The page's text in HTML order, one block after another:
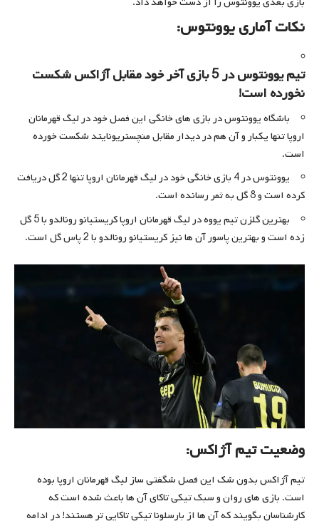
نکات آماری یوونتوس:
تیم یوونتوس در 5 بازی آخر خود مقابل آژاکس شکست
نخورده است!
باشگاه یوونتوس در بازی های خانگی این فصل خود در لیگ قهرمانان
اروپا تنها یکبار و آن هم در دیدار مقابل منچستریونایتد شکست خورده
است.
یوونتوس در 4 بازی خانگی خود در لیگ قهرمانان اروپا تنها 2 گل دریافت
کرده است و 8 گل به ثمر رسانده است.
بهترین گلزن تیم یووه در لیگ قهرمانان اروپا کریستیانو رونالدو با 5 گل
زده است و بهترین پاسور آن ها نیز کریستیانو رونالدو با 2 پاس گل است.
وضعیت تیم آژاکس:
تیم آژاکس بدون شک این فصل شگفتی ساز لیگ قهرمانان اروپا بوده
است. بازی های روان و سبک تیکی تاکای آن ها باعث شده است که
کارشناسان بگویند که آن ها از بارسلونا تیکی تاکایی تر هستند! در ادامه